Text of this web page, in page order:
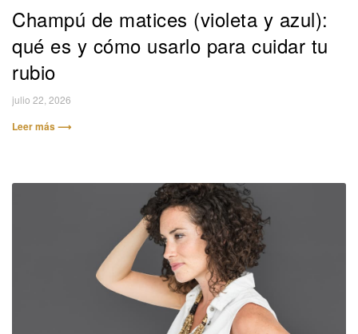
Champú de matices (violeta y azul):
qué es y cómo usarlo para cuidar tu
rubio
julio 22, 2026
Leer más ⟶